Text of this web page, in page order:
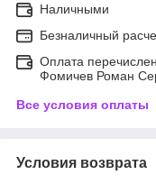
Наличными
Безналичный
Оплата
Фомичев Роман
Все условия оплаты
Условия возврата